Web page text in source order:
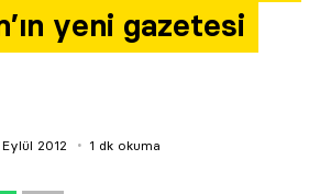
yeni gazetesi
2012 1 dk okuma